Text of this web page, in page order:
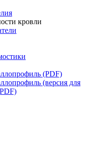
кровли
(PDF)
(версия для